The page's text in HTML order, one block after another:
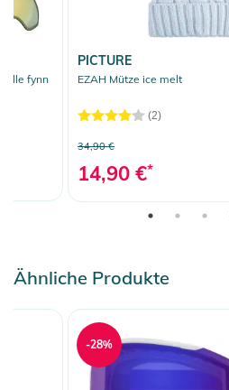
fynn
PICTURE
EZAH Mütze ice melt
(2)
34,90 €
14,90 €*
Ähnliche Produkte
-28%